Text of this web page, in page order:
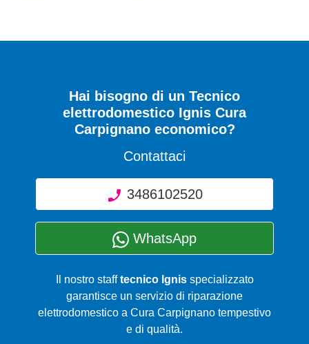
Hai bisogno di un Tecnico
elettrodomestico Ignis Cura
Carpignano economico?
Contattaci
3486102520
WhatsApp
Il nostro stafftecnico Ignisspecializzato
garantisce un servizio di riparazione
elettrodomestico a Cura Carpignano tempestivo
e di qualità.